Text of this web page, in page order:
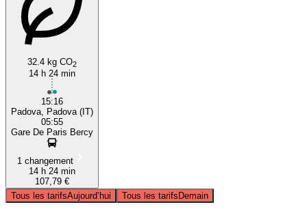
32.4 kg CO2
14 h 24 min
15:16
Padova, Padova (IT)
05:55
Gare De Paris Bercy
1 changement
14 h 24 min
107,79 €
Tous les tarifsAujourd’hui Tous les tarifsDemain